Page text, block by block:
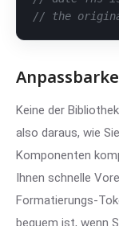
// the
Keine der
also daraus, wie
Komponenten
Ihnen schnelle
Formatierungs-